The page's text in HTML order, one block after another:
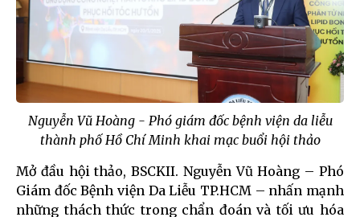
Nguyễn Vũ Hoàng - Phó giám đốc bệnh viện da liễu
thành phố Hồ Chí Minh khai mạc buổi hội thảo
Mở đầu hội thảo, BSCKII. Nguyễn Vũ Hoàng – Phó
Giám đốc Bệnh viện Da Liễu TP.HCM – nhấn mạnh
những thách thức trong chẩn đoán và tối ưu hóa